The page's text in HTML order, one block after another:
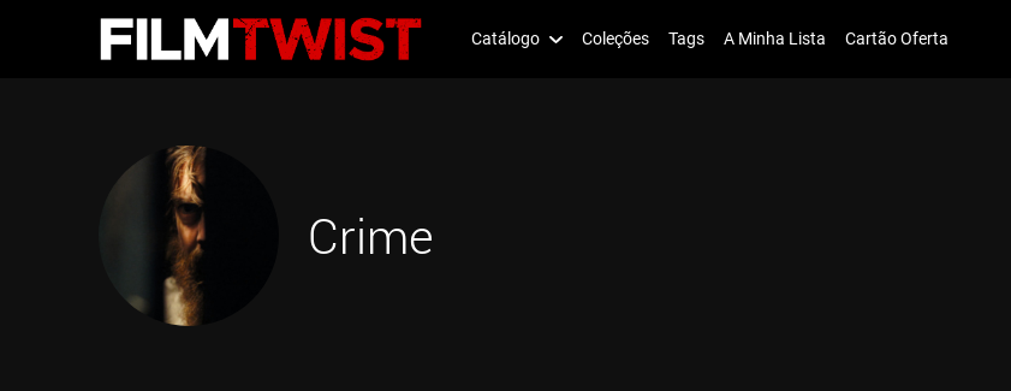
Catálogo Coleções Tags A Minha Lista Cartão Oferta
Crime